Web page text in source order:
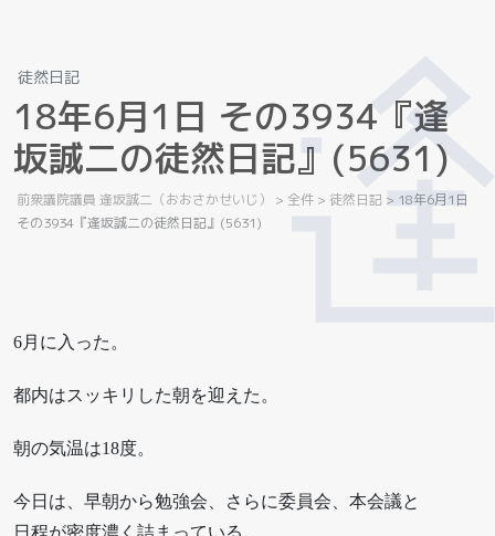
徒然日記
18年6月1 日 その3934 『逢
坂誠二の徒然日記』 (5631)
前衆議院議員 逢坂誠二（おおさかせいじ） > 全件 > 徒然日記 > 18年6月1日
その3934『逢坂誠二の徒然日記』(5631)
6月に入った。
都内はスッキリした朝を迎えた。
朝の気温は18度。
今日は、早朝から勉強会、さらに委員会、本会議と
日程が密度濃く詰まっている。